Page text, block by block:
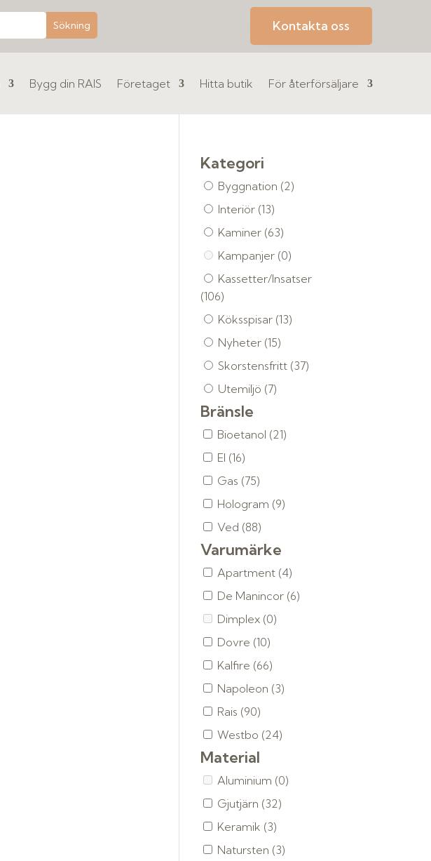
Kontakta oss
Bygg din RAIS Företaget Hitta butik För återförsäljare
Kategori
Byggnation (2)
Interiör (13)
Kaminer (63)
Kampanjer (0)
Kassetter/Insatser
(106)
Köksspisar (13)
Nyheter (15)
Skorstensfritt (37)
Utemiljö (7)
Bränsle
Bioetanol (21)
El (16)
Gas (75)
Hologram (9)
Ved (88)
Varumärke
Apartment (4)
De Manincor (6)
Dimplex (0)
Dovre (10)
Kalfire (66)
Napoleon (3)
Rais (90)
Westbo (24)
Material
Aluminium (0)
Gjutjärn (32)
Keramik (3)
Natursten (3)